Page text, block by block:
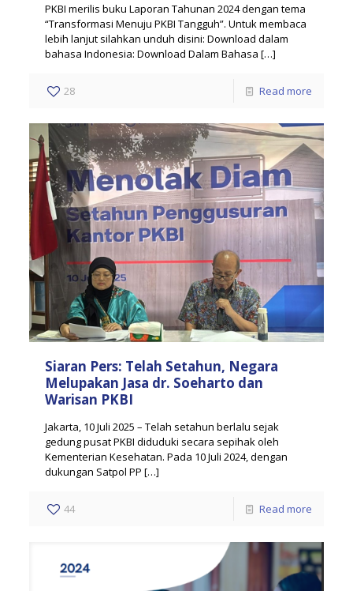
PKBI merilis buku Laporan Tahunan 2024 dengan tema
“Transformasi Menuju PKBI Tangguh”. Untuk membaca
lebih lanjut silahkan unduh disini: Download dalam
bahasa Indonesia: Download Dalam Bahasa […]
28 Read more
Siaran Pers: Telah Setahun, Negara
Melupakan Jasa dr. Soeharto dan
Warisan PKBI
Jakarta, 10 Juli 2025 – Telah setahun berlalu sejak
gedung pusat PKBI diduduki secara sepihak oleh
Kementerian Kesehatan. Pada 10 Juli 2024, dengan
dukungan Satpol PP […]
44 Read more